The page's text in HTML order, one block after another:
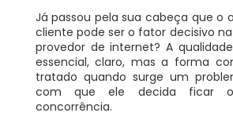
Já passou pela sua cabeça que o
cliente pode ser o fator decisivo
provedor de internet? A
essencial, claro, mas a forma
tratado quando surge um
com que ele decida ficar
concorrência.